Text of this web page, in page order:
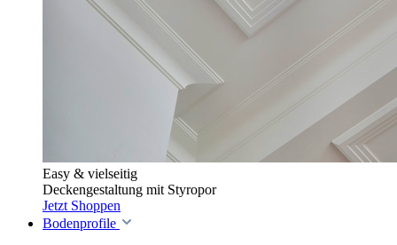
Easy & vielseitig
Deckengestaltung mit Styropor
Jetzt Shoppen
Bodenprofile